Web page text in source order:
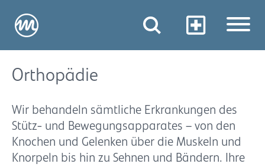
Orthopädie
Wir behandeln sämtliche Erkrankungen des
Stütz- und Bewegungsapparates – von den
Knochen und Gelenken über die Muskeln und
Knorpeln bis hin zu Sehnen und Bändern. Ihre